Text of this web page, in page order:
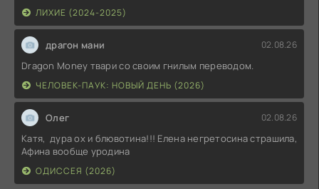
ЛИХИЕ (2024-2025)
драгон мани 02.08.26
Dragon Money твари со своим гнилым переводом.
ЧЕЛОВЕК-ПАУК: НОВЫЙ ДЕНЬ (2026)
Олег 02.08.26
Катя, дура ох и блювотина!!! Елена негретосина страшила,
Афина вообще уродина
ОДИССЕЯ (2026)